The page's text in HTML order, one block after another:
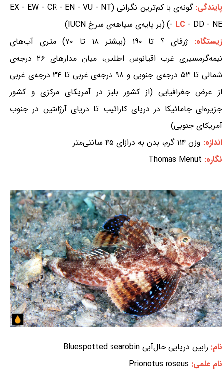
پایندگی:
گونه‌ی با کم‌ترین نگرانی (EX - EW - CR - EN - VU - NT
- LC - DD - NE) (بر پایه‌ی سیاهه‌ی سرخ IUCN)
زیستگاه:
ژرفای ؟ تا ۱۹۰ (بیشتر ۱۸ تا ۷۰) متری آب‌های
نیمه‌گرمسیری غرب اقیانوس اطلس، میان مدارهای ۲۶ درجه‌ی
شمالی تا ۵۳ درجه‌ی جنوبی و ۹۸ درجه‌ی غربی تا ۳۴ درجه‌ی غربی
از عرض جغرافیایی (از کشور بلیز در آمریکای مرکزی و کشور
جزیره‌ای جامائیکا در دریای کارائیب تا دریای آرژانتین در جنوب
آمریکای جنوبی)
اندازه: وزن ۱۱۴ گرم، بدن به درازای ۴۵ سانتی‌متر
نگاره: Thomas Menut
نام: رابین دریایی خال‌آبی Bluespotted searobin
نام علمی: Prionotus roseus